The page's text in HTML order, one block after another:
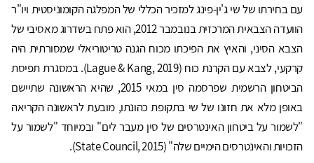
עם בחירתו של שי ג'ין-פינג למזכיר הכללי של המפלגה הקומוניסטית ויו"ר
הוועדה הצבאית המרכזית בנובמבר 2012, הוא פתח בשדרוג מאסיבי של
הצבא הסיני, והאיץ את הפיכתו מכוח הגנה טריטוריאלי שמסורתית היה
קרקעי, לצבא עם הקרנת כוח (Lague & Kang, 2019). במסגרת תפיסת
הביטחון הרשמית שפרסמה סין במאי 2015, שהיא הראשונה שתיישם
באופן מלא את חזונו של שי בתקופת כהונתו, מובעת לראשונה הקריאה
"לשמור על ביטחון האינטרסים של סין מעבר לים" ובמיוחד "לשמור על
הזכויות והאינטרסים הימיים שלה" (State Council, 2015).